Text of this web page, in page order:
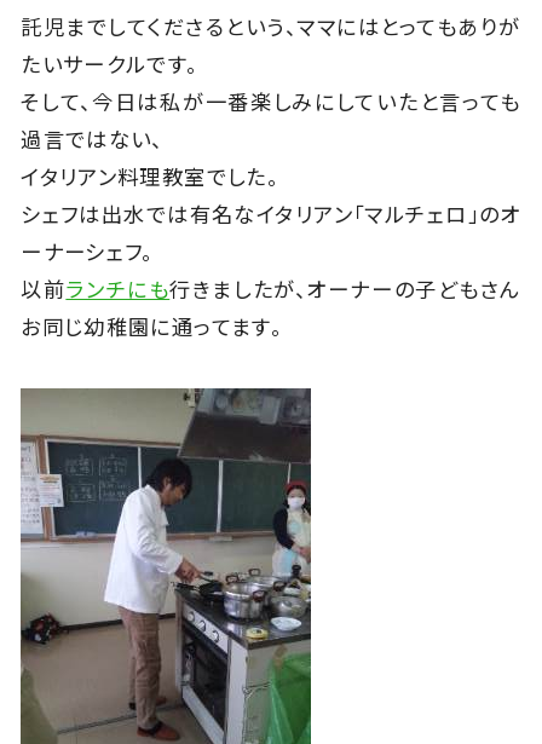
託児までしてくださるという、ママにはとってもありが
たいサークルです。
そして、今日は私が一番楽しみにしていたと言っても
過言ではない、
イタリアン料理教室でした。
シェフは出水では有名なイタリアン「マルチェロ」のオ
ーナーシェフ。
以前ランチにも行きましたが、オーナーの子どもさん
お同じ幼稚園に通ってます。